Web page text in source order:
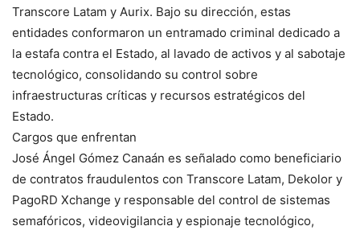
Transcore Latam y Aurix. Bajo su dirección, estas
entidades conformaron un entramado criminal dedicado a
la estafa contra el Estado, al lavado de activos y al sabotaje
tecnológico, consolidando su control sobre
infraestructuras críticas y recursos estratégicos del
Estado.
Cargos que enfrentan
José Ángel Gómez Canaán es señalado como beneficiario
de contratos fraudulentos con Transcore Latam, Dekolor y
PagoRD Xchange y responsable del control de sistemas
semafóricos, videovigilancia y espionaje tecnológico,